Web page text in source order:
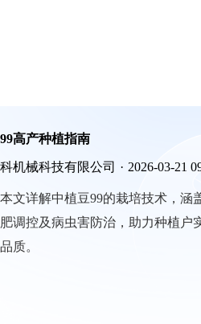
高产种植指南
机械科技有限公司 · 2026-03-21
本文详解中植豆99的栽培技术，涵
调控及病虫害防治，助力种植户
质。